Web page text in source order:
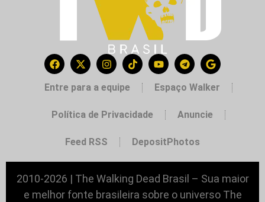
Entre para a equipe Espaço Walker
Política de Privacidade Anuncie
Feed RSS DepositPhotos
2010-2026 | The Walking Dead Brasil – Sua maior
e melhor fonte brasileira sobre o universo The